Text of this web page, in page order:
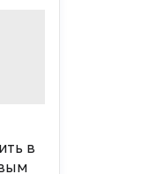
в